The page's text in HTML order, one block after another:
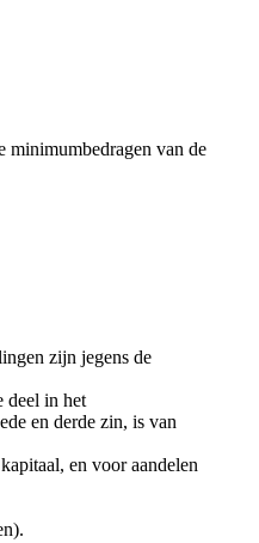
minimumbedragen van de
zijn jegens de
deel in het
en derde zin, is van
en voor aandelen